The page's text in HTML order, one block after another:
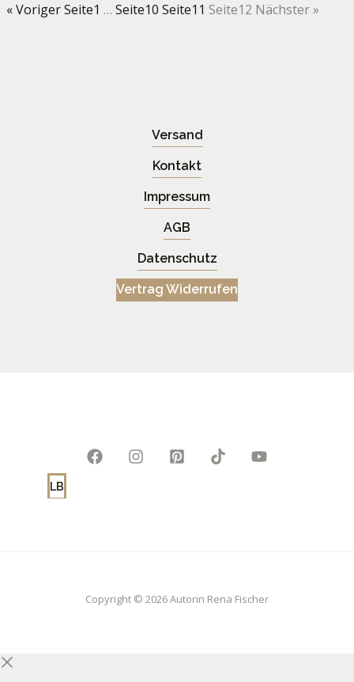
« VorigerSeite1 … Seite10 Seite11 Seite12 Nächster »
Versand
Kontakt
Impressum
AGB
Datenschutz
Vertrag Widerrufen
LB
Copyright © 2026 Autorin Rena Fischer